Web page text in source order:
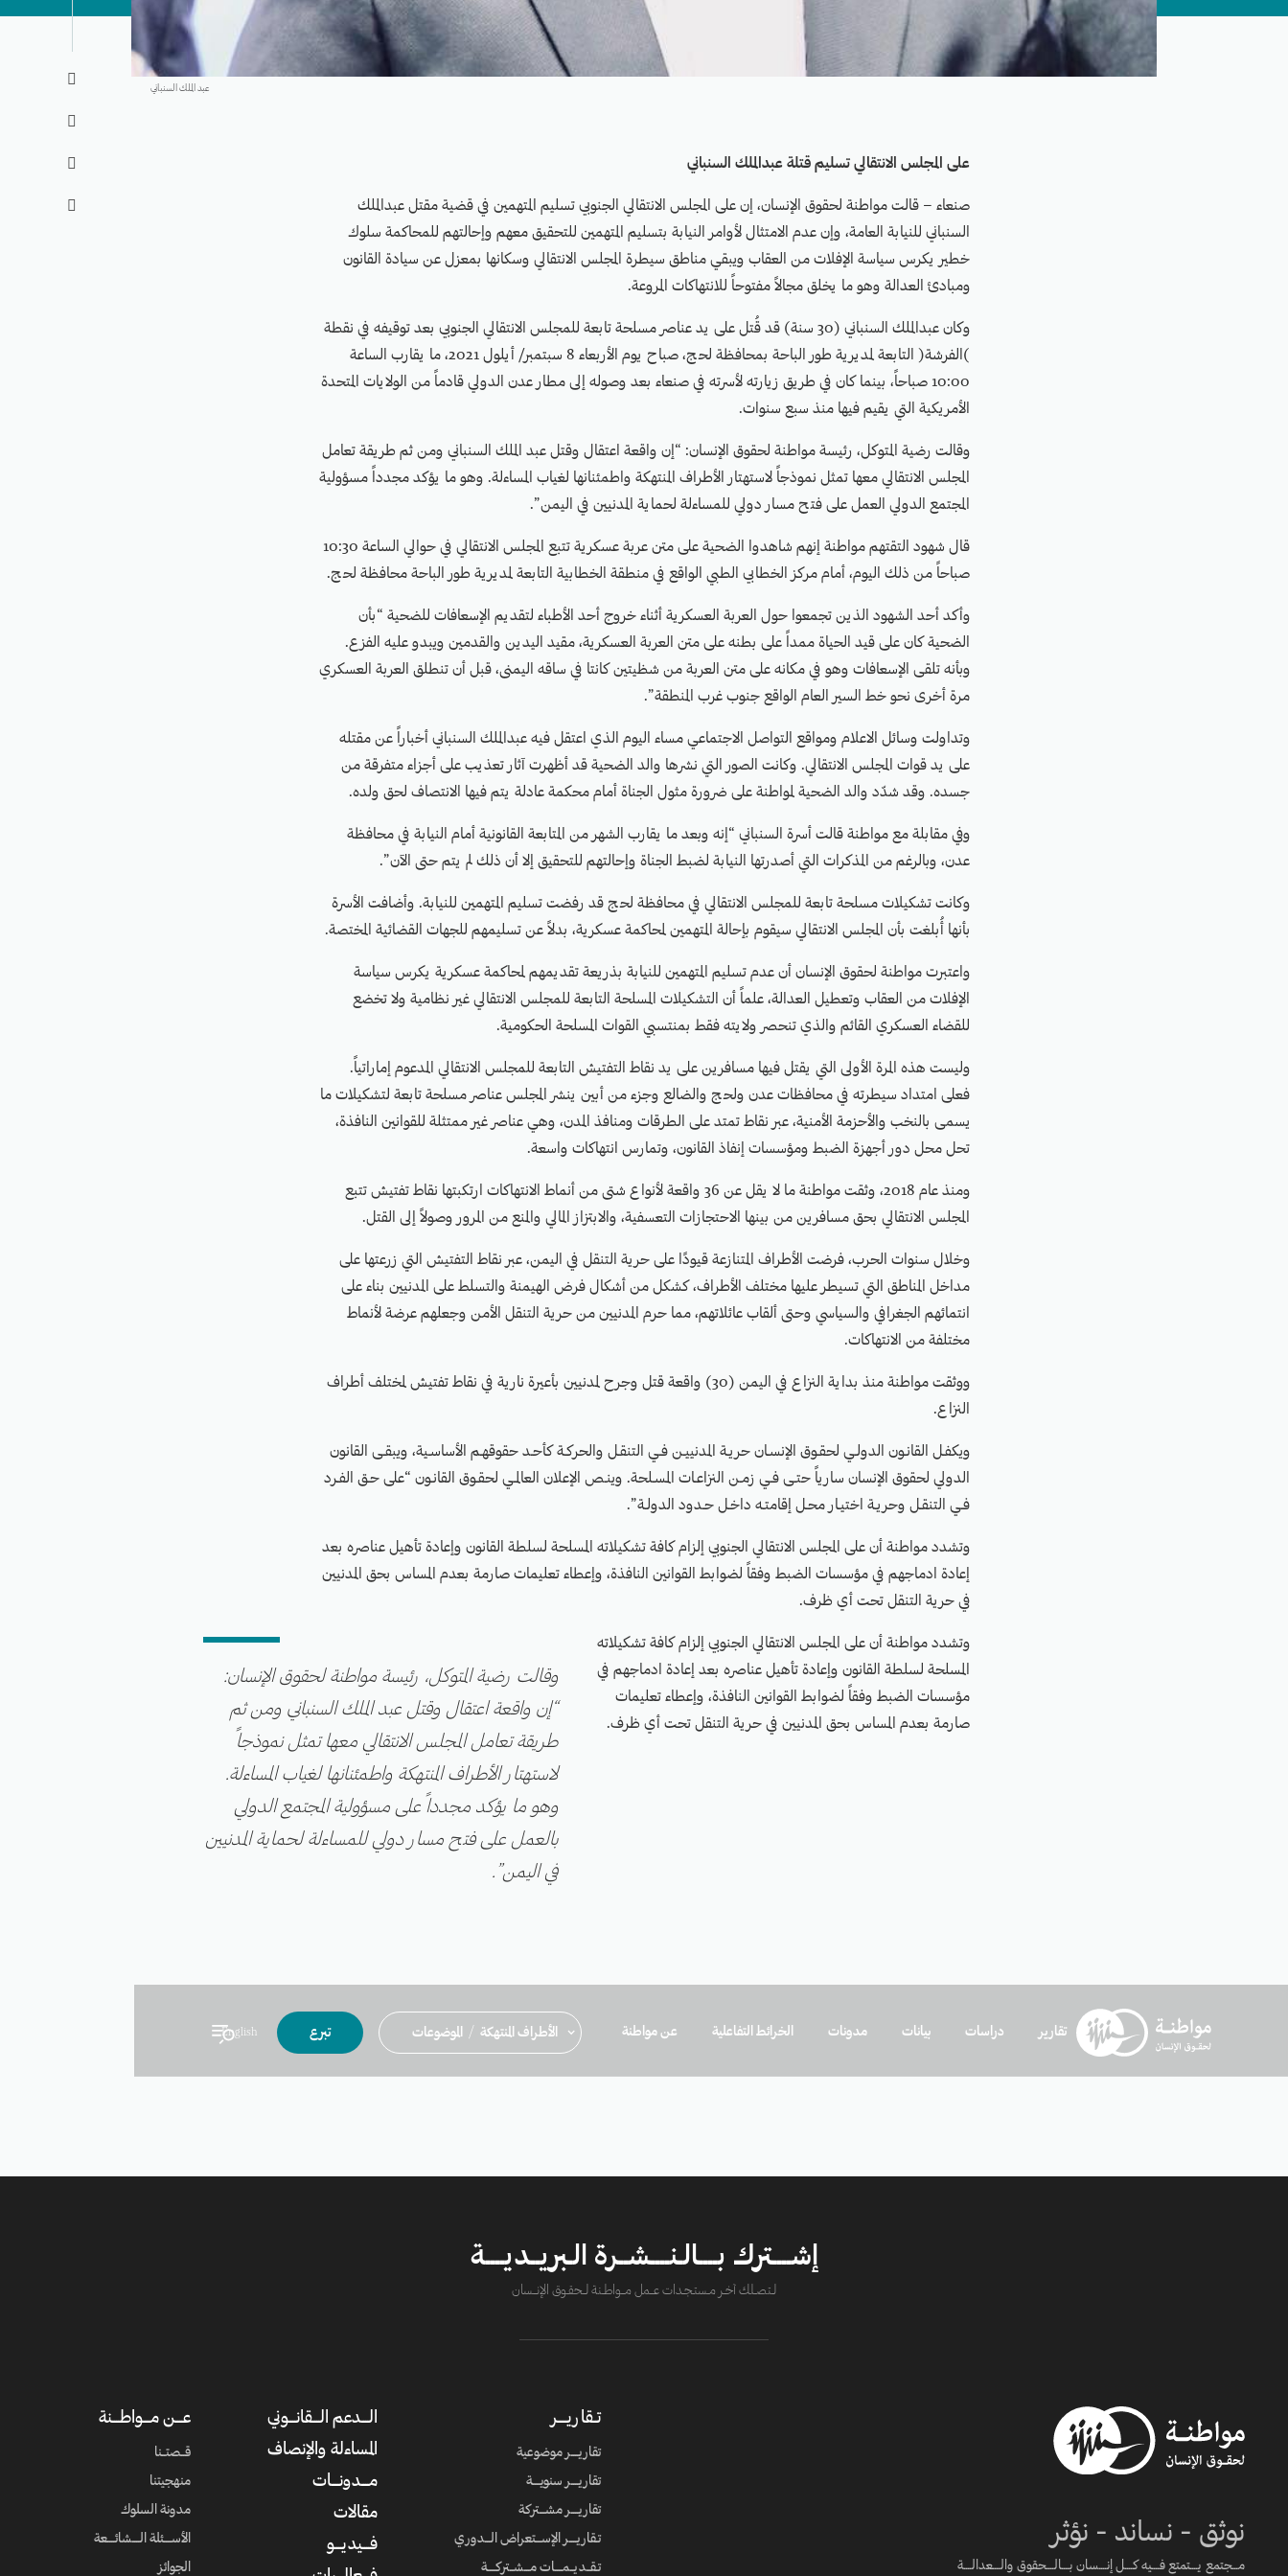
عبد الملك السنباني




على المجلس الانتقالي تسليم قتلة عبدالملك السنباني
صنعاء – قالت مواطنة لحقوق الإنسان، إن على المجلس الانتقالي الجنوبي تسليم المتهمين في قضية مقتل عبدالملك
السنباني للنيابة العامة، وإن عدم الامتثال لأوامر النيابة بتسليم المتهمين للتحقيق معهم وإحالتهم للمحاكمة سلوك
خطير يكرس سياسة الإفلات من العقاب ويبقي مناطق سيطرة المجلس الانتقالي وسكانها بمعزل عن سيادة القانون
ومبادئ العدالة وهو ما يخلق مجالاً مفتوحاً للانتهاكات المروعة.
وكان عبدالملك السنباني (30 سنة) قد قُتل على يد عناصر مسلحة تابعة للمجلس الانتقالي الجنوبي بعد توقيفه في نقطة
)الفرشة( التابعة لمديرية طور الباحة بمحافظة لحج، صباح يوم الأربعاء 8 سبتمبر/ أيلول 2021، ما يقارب الساعة
10:00 صباحاً، بينما كان في طريق زيارته لأسرته في صنعاء بعد وصوله إلى مطار عدن الدولي قادماً من الولايات المتحدة
الأمريكية التي يقيم فيها منذ سبع سنوات.
وقالت رضية المتوكل، رئيسة مواطنة لحقوق الإنسان: “إن واقعة اعتقال وقتل عبد الملك السنباني ومن ثم طريقة تعامل
المجلس الانتقالي معها تمثل نموذجاً لاستهتار الأطراف المنتهكة واطمئنانها لغياب المساءلة. وهو ما يؤكد مجدداً مسؤولية
المجتمع الدولي العمل على فتح مسار دولي للمساءلة لحماية المدنيين في اليمن”.
قال شهود التقتهم مواطنة إنهم شاهدوا الضحية على متن عربة عسكرية تتبع المجلس الانتقالي في حوالي الساعة 10:30
صباحاً من ذلك اليوم، أمام مركز الخطابي الطبي الواقع في منطقة الخطابية التابعة لمديرية طور الباحة محافظة لحج.
وأكد أحد الشهود الذين تجمعوا حول العربة العسكرية أثناء خروج أحد الأطباء لتقديم الإسعافات للضحية “بأن
الضحية كان على قيد الحياة ممداً على بطنه على متن العربة العسكرية، مقيد اليدين والقدمين ويبدو عليه الفزع.
وبأنه تلقى الإسعافات وهو في مكانه على متن العربة من شظيتين كانتا في ساقه اليمنى، قبل أن تنطلق العربة العسكري
مرة أخرى نحو خط السير العام الواقع جنوب غرب المنطقة”.
وتداولت وسائل الاعلام ومواقع التواصل الاجتماعي مساء اليوم الذي اعتقل فيه عبدالملك السنباني أخباراً عن مقتله
على يد قوات المجلس الانتقالي. وكانت الصور التي نشرها والد الضحية قد أظهرت آثار تعذيب على أجزاء متفرقة من
جسده. وقد شدّد والد الضحية لمواطنة على ضرورة مثول الجناة أمام محكمة عادلة يتم فيها الانتصاف لحق ولده.
وفي مقابلة مع مواطنة قالت أسرة السنباني “إنه وبعد ما يقارب الشهر من المتابعة القانونية أمام النيابة في محافظة
عدن، وبالرغم من المذكرات التي أصدرتها النيابة لضبط الجناة وإحالتهم للتحقيق إلا أن ذلك لم يتم حتى الآن”.
وكانت تشكيلات مسلحة تابعة للمجلس الانتقالي في محافظة لحج قد رفضت تسليم المتهمين للنيابة. وأضافت الأسرة
بأنها أُبلغت بأن المجلس الانتقالي سيقوم بإحالة المتهمين لمحاكمة عسكرية، بدلاً عن تسليمهم للجهات القضائية المختصة.
واعتبرت مواطنة لحقوق الإنسان أن عدم تسليم المتهمين للنيابة بذريعة تقديمهم لمحاكمة عسكرية يكرس سياسة
الإفلات من العقاب وتعطيل العدالة، علماً أن التشكيلات المسلحة التابعة للمجلس الانتقالي غير نظامية ولا تخضع
للقضاء العسكري القائم والذي تنحصر ولايته فقط بمنتسبي القوات المسلحة الحكومية.
وليست هذه المرة الأولى التي يقتل فيها مسافرين على يد نقاط التفتيش التابعة للمجلس الانتقالي المدعوم إماراتياً.
فعلى امتداد سيطرته في محافظات عدن ولحج والضالع وجزء من أبين ينشر المجلس عناصر مسلحة تابعة لتشكيلات ما
يسمى بالنخب والأحزمة الأمنية، عبر نقاط تمتد على الطرقات ومنافذ المدن، وهي عناصر غير ممتثلة للقوانين النافذة،
تحل محل دور أجهزة الضبط ومؤسسات إنفاذ القانون، وتمارس انتهاكات واسعة.
ومنذ عام 2018، وثقت مواطنة ما لا يقل عن 36 واقعة لأنواع شتى من أنماط الانتهاكات ارتكبتها نقاط تفتيش تتبع
المجلس الانتقالي بحق مسافرين من بينها الاحتجازات التعسفية، والابتزاز المالي والمنع من المرور وصولاً إلى القتل.
وخلال سنوات الحرب، فرضت الأطراف المتنازعة قيودًا على حرية التنقل في اليمن، عبر نقاط التفتيش التي زرعتها على
مداخل المناطق التي تسيطر عليها مختلف الأطراف، كشكل من أشكال فرض الهيمنة والتسلط على المدنيين بناء على
انتمائهم الجغرافي والسياسي وحتى ألقاب عائلاتهم، مما حرم المدنيين من حرية التنقل الأمن وجعلهم عرضة لأنماط
مختلفة من الانتهاكات.
ووثقت مواطنة منذ بداية النزاع في اليمن (30) واقعة قتل وجرح لمدنيين بأعيرة نارية في نقاط تفتيش لمختلف أطراف
النزاع.
ويكفـل القانـون الدولـي لحقـوق الإنسـان حريـة المدنييـن فـي التنقـل والحركـة كأحـد حقوقهـم الأساسـية، ويبقـى القانون
الدولي لحقوق الإنسان سارياً حتـى فـي زمـن النزاعـات المسـلحة. وينـص الإعلان العالمـي لحقـوق القانـون “على حـق الفـرد
فـي التنقـل وحريـة اختيـار محـل إقامتـه داخـل حـدود الدولـة”.
وتشدد مواطنة أن على المجلس الانتقالي الجنوبي إلزام كافة تشكيلاته المسلحة لسلطة القانون وإعادة تأهيل عناصره بعد
إعادة ادماجهم في مؤسسات الضبط وفقاً لضوابط القوانين النافذة، وإعطاء تعليمات صارمة بعدم المساس بحق المدنيين
في حرية التنقل تحت أي ظرف.
وقالت رضية المتوكل، رئيسة مواطنة لحقوق الإنسان:
“إن واقعة اعتقال وقتل عبد الملك السنباني ومن ثم
طريقة تعامل المجلس الانتقالي معها تمثل نموذجاً
لاستهتار الأطراف المنتهكة واطمئنانها لغياب المساءلة.
وهو ما يؤكد مجدداً على مسؤولية المجتمع الدولي
بالعمل على فتح مسار دولي للمساءلة لحماية المدنيين
في اليمن”.
وتشدد مواطنة أن على المجلس الانتقالي الجنوبي إلزام كافة تشكيلاته
المسلحة لسلطة القانون وإعادة تأهيل عناصره بعد إعادة ادماجهم في
مؤسسات الضبط وفقاً لضوابط القوانين النافذة، وإعطاء تعليمات
صارمة بعدم المساس بحق المدنيين في حرية التنقل تحت أي ظرف.
تقارير دراسات بيانات مدونات الخرائط التفاعلية عن مواطنة الأطراف المنتهكة / الموضوعات تبرع English
إشــــترك بــــالـنــــشــرة الـبريــديــــة
لــتصــلك آخــر مــستـجــدات عــــمل مــــواطــنة لـــحقــوق الإنــــسان
نوثق - نساند - نؤثر
مـــجتمع يــــتمتع فــــيه كــــل إنــــسان بــــالــــحقوق والــــعدالــــة
تــقاريـــــر
تقاريــــر موضوعية
تقاريــــر سنويــــة
تقاريــــر مشـــتركة
تـقاريــــر الإســـتعراض الـــدوري
تـقــديــمــــات مـــشــتركــــة
الــــدعم الــــقانــــوني
المساءلة والإنصاف
مــــدونــــات
مقالات
فــــيديــــو
عــــن مــــواطــــنة
قــصتــنا
منهجيتنا
مدونة السلوك
الأســــئلة الــــشائــــعة
الجوائز